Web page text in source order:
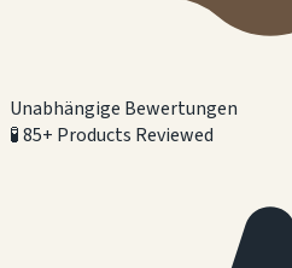
Unabhängige Bewertungen
🧪85+ Products Reviewed